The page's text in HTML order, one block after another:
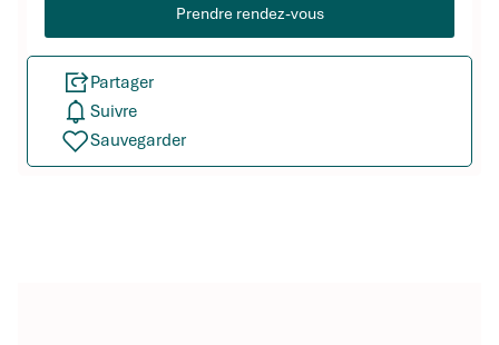
Prendre rendez-vous
Partager
Suivre
Sauvegarder